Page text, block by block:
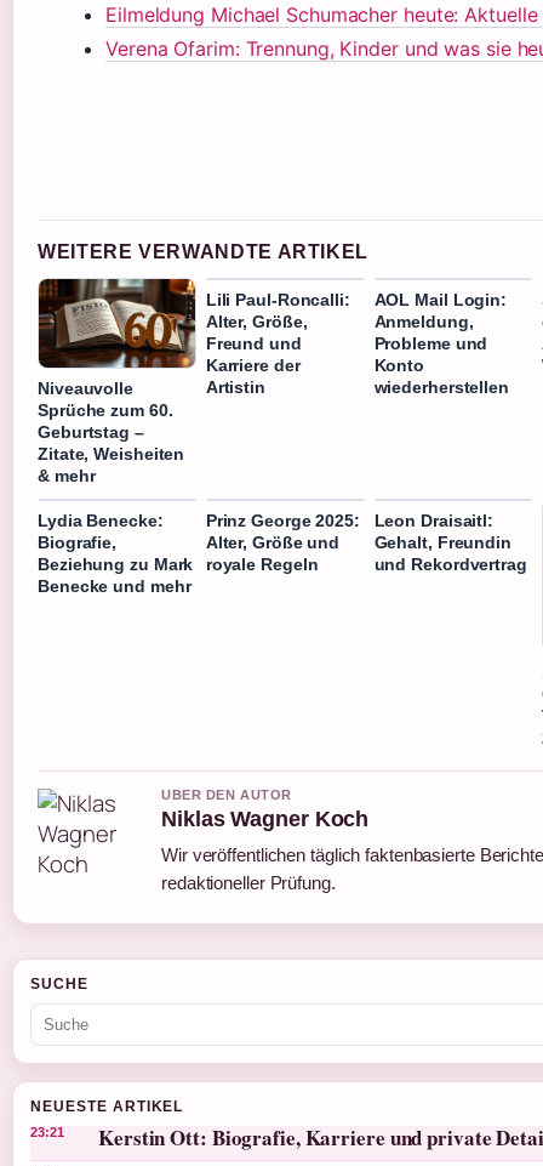
Eilmeldung Michael Schumacher heute:
Verena Ofarim: Trennung, Kinder und was sie
WEITERE VERWANDTE ARTIKEL
Niveauvolle
Sprüche zum 60.
Geburtstag –
Zitate, Weisheiten
& mehr
Lili Paul-Roncalli:
Alter, Größe,
Freund und
Karriere der
Artistin
AOL Mail Login:
Anmeldung,
Probleme und
Konto
wiederherstellen
Lydia Benecke:
Biografie,
Beziehung zu Mark
Benecke und mehr
Prinz George 2025:
Alter, Größe und
royale Regeln
Leon Draisaitl:
Gehalt, Freundin
und Rekordvertrag
UBER DEN AUTOR
Niklas Wagner Koch
Wir veröffentlichen täglich faktenbasierte
redaktioneller Prüfung.
SUCHE
NEUESTE ARTIKEL
23:21 Kerstin Ott: Biografie, Karriere und private